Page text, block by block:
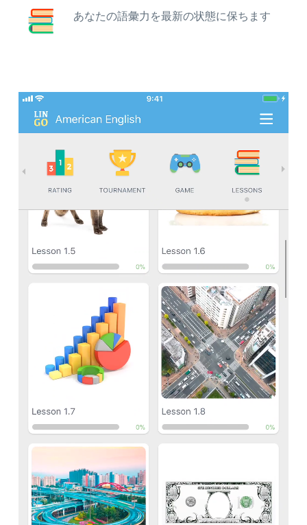
あなたの語彙力を最新の状態に保ちます